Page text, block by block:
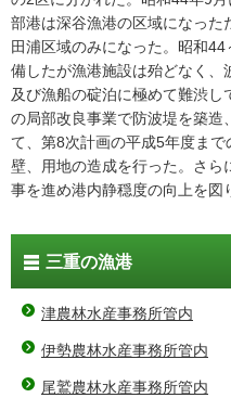
部港は深谷漁港の区域になった
田浦区域のみになった。昭和
備したが漁港施設は殆どなく
及び漁船の碇泊に極めて難渋
の局部改良事業で防波堤を築造
て、第8次計画の平成5年度ま
壁、用地の造成を行った。さ
事を進め港内静穏度の向上を図
三重の漁港
津農林水産事務所管内
伊勢農林水産事務所管内
尾鷲農林水産事務所管内